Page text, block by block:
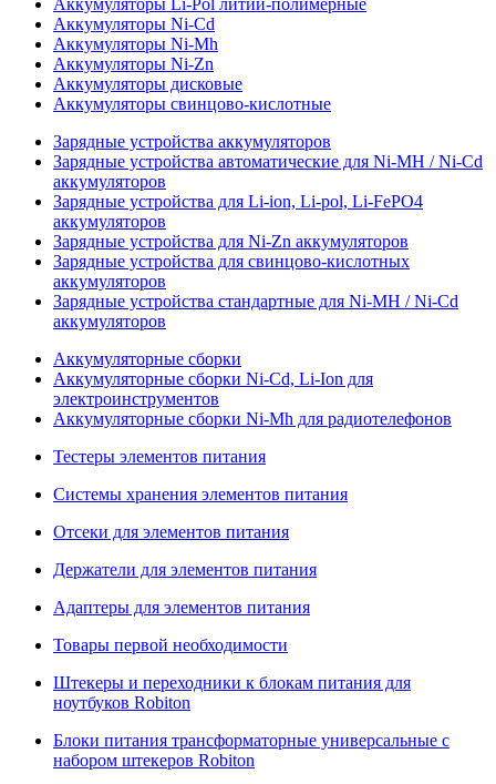
Аккумуляторы Li-Pol литий-полимерные
Аккумуляторы Ni-Cd
Аккумуляторы Ni-Mh
Аккумуляторы Ni-Zn
Аккумуляторы дисковые
Аккумуляторы свинцово-кислотные
Зарядные устройства аккумуляторов
Зарядные устройства автоматические для Ni-MH / Ni-Cd
аккумуляторов
Зарядные устройства для Li-ion, Li-pol, Li-FePO4
аккумуляторов
Зарядные устройства для Ni-Zn аккумуляторов
Зарядные устройства для свинцово-кислотных
аккумуляторов
Зарядные устройства стандартные для Ni-MH / Ni-Cd
аккумуляторов
Аккумуляторные сборки
Аккумуляторные сборки Ni-Cd, Li-Ion для
электроинструментов
Аккумуляторные сборки Ni-Mh для радиотелефонов
Тестеры элементов питания
Системы хранения элементов питания
Отсеки для элементов питания
Держатели для элементов питания
Адаптеры для элементов питания
Товары первой необходимости
Штекеры и переходники к блокам питания для
ноутбуков Robiton
Блоки питания трансформаторные универсальные с
набором штекеров Robiton